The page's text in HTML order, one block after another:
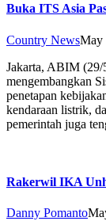
Buka ITS Asia
Country NewsMay
Jakarta, ABIM (29/
mengembangkan
penetapan
kendaraan listrik,
pemerintah juga
Rakerwil IKA
Danny Pomanto